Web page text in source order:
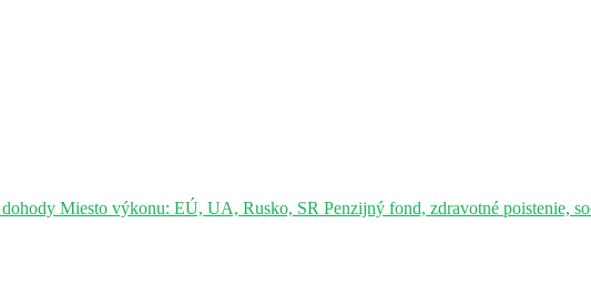
Miesto výkonu: EÚ, UA, Rusko, SR Penzijný fond, zdravotné poistenie,